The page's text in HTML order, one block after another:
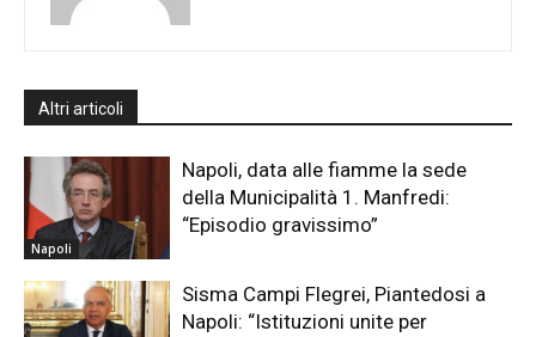
Altri articoli
Napoli
Napoli, data alle fiamme la sede
della Municipalità 1. Manfredi:
“Episodio gravissimo”
Sisma Campi Flegrei, Piantedosi a
Napoli: “Istituzioni unite per